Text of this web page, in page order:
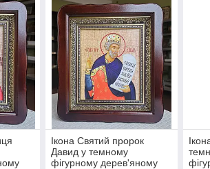
Ікона Святий пророк
Давид у темному
фігурному дерев'яному